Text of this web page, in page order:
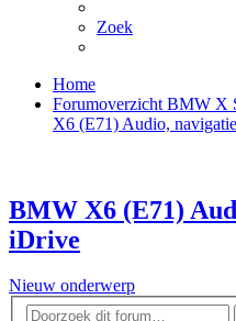
Zoek
Home
Forumoverzicht BMW X
X6 (E71) Audio,
BMW X6 (E71)
iDrive
Nieuw onderwerp